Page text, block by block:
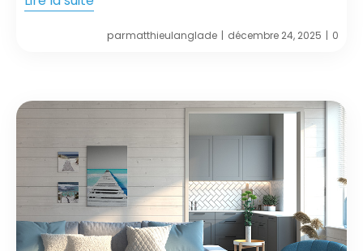
parmatthieulanglade | décembre 24, 2025 | 0